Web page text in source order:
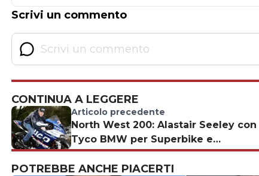
Scrivi un commento
CONTINUA A LEGGERE
Articolo precedente
North West 200: Alastair Seeley con
Tyco BMW per Superbike e
Superstock
POTREBBE ANCHE PIACERTI